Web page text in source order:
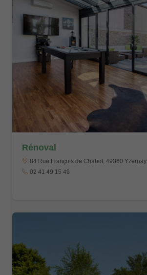
Rénoval
84 Rue François de Chabot, 49360 Yzernay
02 41 49 15 49